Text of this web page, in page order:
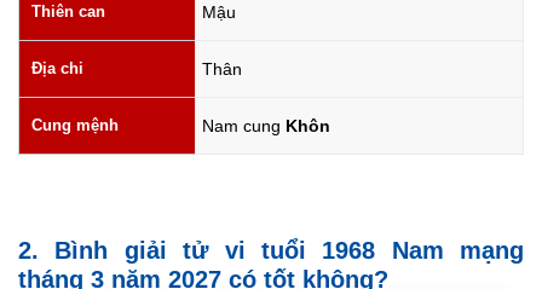
Thiên can Mậu
Địa chi Thân
Cung mệnh Nam cung Khôn
2. Bình giải tử vi tuổi 1968 Nam mạng
tháng 3 năm 2027 có tốt không?